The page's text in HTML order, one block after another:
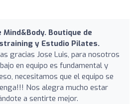
Mind&Body. Boutique de
y Estudio Pilates.
gracias Jose Luis, para nosotros
en equipo es fundamental y
necesitamos que el equipo se
Nos alegra mucho estar
a sentirte mejor.